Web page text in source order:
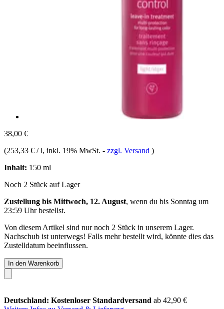
38,00 €
(253,33 € / l, inkl. 19% MwSt. - zzgl. Versand )
Inhalt: 150 ml
Noch 2 Stück auf Lager
Zustellung bis Mittwoch, 12. August, wenn du bis Sonntag um
23:59 Uhrbestellst.
Von diesem Artikel sind nur noch 2 Stück in unserem Lager.
Nachschub ist unterwegs! Falls mehr bestellt wird, könnte dies das
Zustelldatum beeinflussen.
In den Warenkorb
Deutschland: Kostenloser Standardversand ab 42,90 €